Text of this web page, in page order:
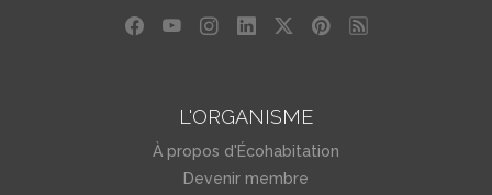
L'ORGANISME
À propos d'Écohabitation
Devenir membre